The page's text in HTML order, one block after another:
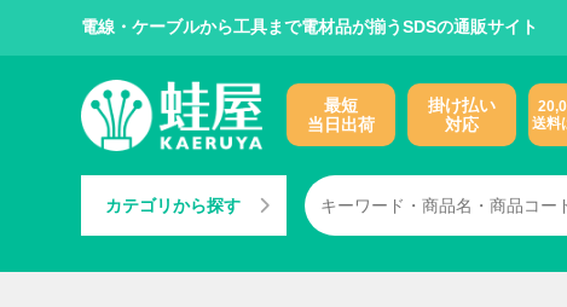
電線・ケーブルから工具まで電材品が揃うSDSの通販サイト
最短
当日出荷
掛け払い
対応
送料
カテゴリから探す